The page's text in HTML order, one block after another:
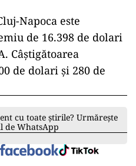
Napoca este
de 16.398 de dolari
Câştigătoarea
de dolari şi 280 de
cu toate știrile? Urmărește
de WhatsApp